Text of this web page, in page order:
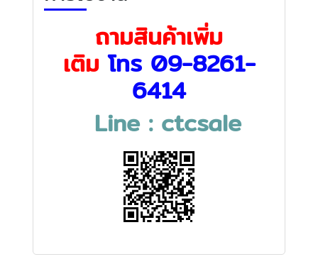
ถามสินค้าเพิ่ม
เติมโทร 09-8261-
6414
Line : ctcsale